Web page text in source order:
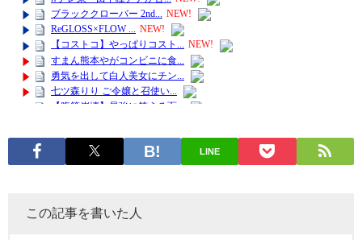
LINE
この記事を書いた人